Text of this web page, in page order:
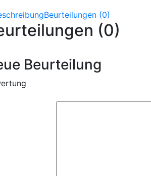
Beurteilungen (0)
(0)
Beurteilung